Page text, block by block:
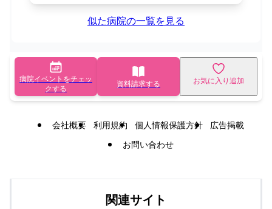
似た病院の一覧を見る
病院イベントをチェッ
クする
資料請求する お気に入り追加
会社概要 利用規約 個人情報保護方針
広告掲載
お問い合わせ
関連サイト